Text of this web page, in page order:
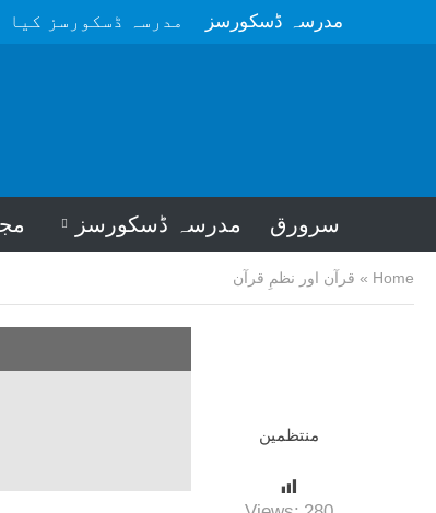
مدرسہ ڈسکورسز مدرسہ ڈسکورسز کیا
سرورق مدرسہ ڈسکورسز
Home
» قرآن اور نظمِ قرآن
منتظمین